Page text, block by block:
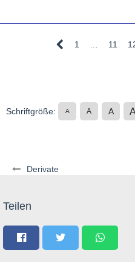
Derivate
1 … 11
Schriftgröße: A A A A
Teilen